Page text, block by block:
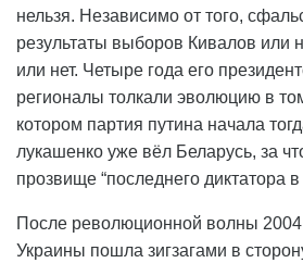
нельзя. Независимо от того,
результаты выборов Кивалов или
или нет. Четыре года его
регионалы толкали эволюцию в
котором партия путина начала
лукашенко уже вёл Беларусь, за
прозвище “последнего диктатора
После революционной волны 2004
Украины пошла зигзагами в